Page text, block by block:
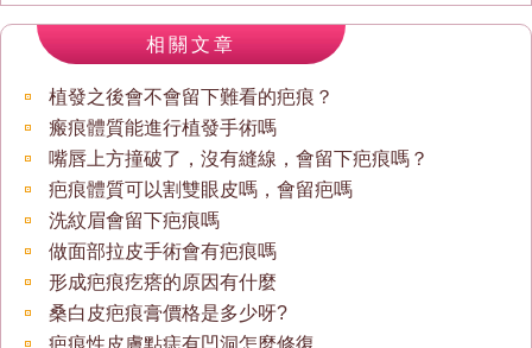
相關文章
植發之後會不會留下難看的疤痕？
瘢痕體質能進行植發手術嗎
嘴唇上方撞破了，沒有縫線，會留下疤痕嗎？
疤痕體質可以割雙眼皮嗎，會留疤嗎
洗紋眉會留下疤痕嗎
做面部拉皮手術會有疤痕嗎
形成疤痕疙瘩的原因有什麼
桑白皮疤痕膏價格是多少呀?
疤痕性皮膚點痣有凹洞怎麼修復